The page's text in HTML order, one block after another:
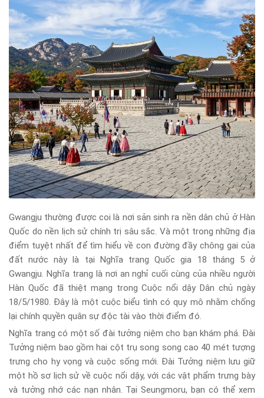
Gwangju thường được coi là nơi sản sinh ra nền dân chủ ở Hàn
Quốc do nền lịch sử chính trị sâu sắc. Và một trong những địa
điểm tuyệt nhất để tìm hiểu về con đường đầy chông gai của
đất nước này là tại Nghĩa trang Quốc gia 18 tháng 5 ở
Gwangju. Nghĩa trang là nơi an nghỉ cuối cùng của nhiều người
Hàn Quốc đã thiệt mạng trong Cuộc nổi dậy Dân chủ ngày
18/5/1980. Đây là một cuộc biểu tình có quy mô nhằm chống
lại chính quyền quân sự độc tài vào thời điểm đó.
Nghĩa trang có một số đài tưởng niệm cho bạn khám phá. Đài
Tưởng niệm bao gồm hai cột trụ song song cao 40 mét tượng
trưng cho hy vọng và cuộc sống mới. Đài Tưởng niệm lưu giữ
một hồ sơ lịch sử về cuộc nổi dậy, với các vật phẩm trưng bày
và tưởng nhớ các nạn nhân. Tại Seungmoru, bạn có thể xem